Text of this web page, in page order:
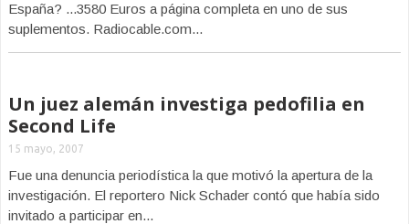
España? ...3580 Euros a página completa en uno de sus
suplementos. Radiocable.com...
Un juez alemán investiga pedofilia en
Second Life
15 mayo, 2007
Fue una denuncia periodística la que motivó la apertura de la
investigación. El reportero Nick Schader contó que había sido
invitado a participar en...